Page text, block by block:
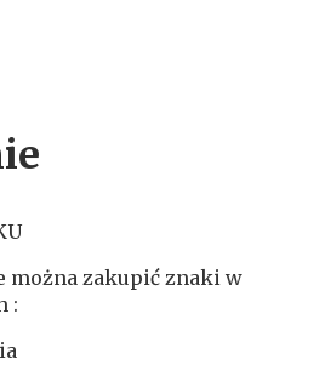
można zakupić znaki w
: